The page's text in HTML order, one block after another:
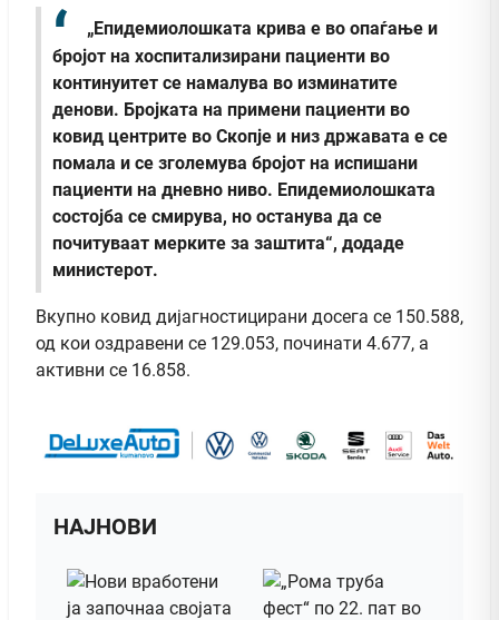
„Епидемиолошката крива е во опаѓање и
бројот на хоспитализирани пациенти во
континуитет се намалува во изминатите
денови. Бројката на примени пациенти во
ковид центрите во Скопје и низ државата е се
помала и се зголемува бројот на испишани
пациенти на дневно ниво. Епидемиолошката
состојба се смирува, но останува да се
почитуваат мерките за заштита“, додаде
министерот.
Вкупно ковид дијагностицирани досега се 150.588,
од кои оздравени се 129.053, починати 4.677, а
активни се 16.858.
НАЈНОВИ